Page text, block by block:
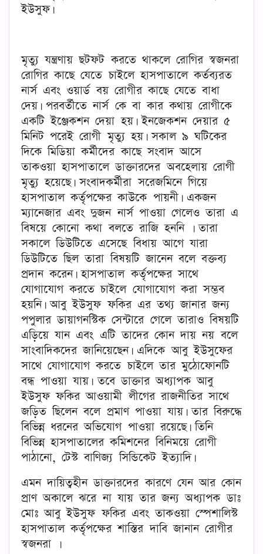
ইউসুফ।
মৃত্যু যন্ত্রণায় ছটফট করতে থাকলে রোগির স্বজনরা
রোগির কাছে যেতে চাইলে হাসপাতালে কর্তব্যরত
নার্স এবং ওয়ার্ড বয় রোগীর কাছে যেতে বাধা
দেয়। পরবর্তীতে নার্স কে বা কার কথায় রোগীকে
একটি ইঞ্জেকশন দেয়া হয়। ইনজেকশন দেয়ার ৫
মিনিট পরেই রোগী মৃত্যু হয়। সকাল ৯ ঘটিকের
দিকে মিডিয়া কর্মীদের কাছে সংবাদ আসে
তাকওয়া হাসপাতালে ডাক্তারদের অবহেলায় রোগী
মৃত্যু হয়েছে। সংবাদকর্মীরা সরেজমিনে গিয়ে
হাসপাতাল কর্তৃপক্ষের কাউকে পায়নী। একজন
ম্যানেজার এবং দুজন নার্স পাওয়া গেলেও তারা এ
বিষয়ে কোনো কথা বলতে রাজি হননি । তারা
সকালে ডিউটিতে এসেছে বিধায় আগে যারা
ডিউটিতে ছিল তারা বিষয়টি জানেন বলে বক্তব্য
প্রদান করেন। হাসপাতাল কর্তৃপক্ষের সাথে
যোগাযোগ করতে চাইলে যোগাযোগ করা সম্ভব
হয়নি। আবু ইউসুফ ফকির এর তথ্য জানার জন্য
পপুলার ডায়াগনস্টিক সেন্টারে গেলে তারাও বিষয়টি
এড়িয়ে যান এবং এটি তাদের কোন দায় নয় বলে
সাংবাদিকদের জানিয়েছেন। এদিকে আবু ইউসুফের
সাথে যোগাযোগ করতে চাইলে তার মুঠোফোনটি
বন্ধ পাওয়া যায়। তবে ডাক্তার অধ্যাপক আবু
ইউসুফ ফকির আওয়ামী লীগের রাজনীতির সাথে
জড়িত ছিলেন বলে প্রমাণ পাওয়া যায়। তার বিরুদ্ধে
বিভিন্ন ধরনের অভিযোগ পাওয়া রয়েছে। তিনি
বিভিন্ন হাসপাতালের কমিশনের বিনিময়ে রোগী
পাঠানো, টেস্ট বাণিজ্য সিন্ডিকেট ইত্যাদি।
এমন দায়িত্বহীন ডাক্তারদের কারণে যেন আর কোন
প্রাণ অকালে ঝরে না যায় তার জন্য অধ্যাপক ডাঃ
মোঃ আবু ইউসুফ ফকির এবং তাকওয়া স্পেশালিস্ট
হাসপাতাল কর্তৃপক্ষের শাস্তির দাবি জানান রোগীর
স্বজনরা ।